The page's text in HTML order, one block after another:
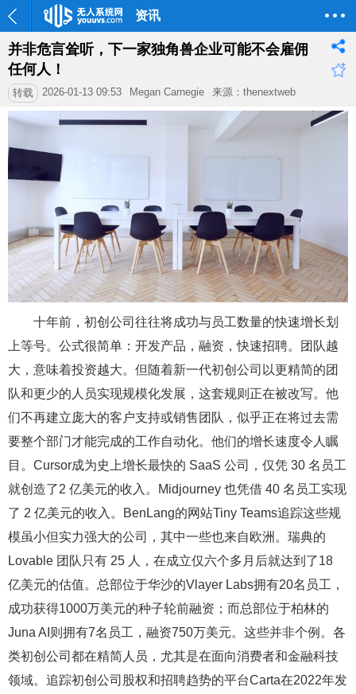
资讯
并非危言耸听，下一家独角兽企业可能不会雇佣
任何人！
转载 2026-01-13 09:53 Megan Carnegie 来源：thenextweb
十年前，初创公司往往将成功与员工数量的快速增长划
上等号。公式很简单：开发产品，融资，快速招聘。团队越
大，意味着投资越大。但随着新一代初创公司以更精简的团
队和更少的人员实现规模化发展，这套规则正在被改写。他
们不再建立庞大的客户支持或销售团队，似乎正在将过去需
要整个部门才能完成的工作自动化。他们的增长速度令人瞩
目。Cursor成为史上增长最快的 SaaS 公司，仅凭 30 名员工
就创造了2 亿美元的收入。Midjourney 也凭借 40 名员工实现
了 2 亿美元的收入。BenLang的网站Tiny Teams追踪这些规
模虽小但实力强大的公司，其中一些也来自欧洲。瑞典的
Lovable 团队只有 25 人，在成立仅六个多月后就达到了18
亿美元的估值。总部位于华沙的Vlayer Labs拥有20名员工，
成功获得1000万美元的种子轮前融资；而总部位于柏林的
Juna AI则拥有7名员工，融资750万美元。这些并非个例。各
类初创公司都在精简人员，尤其是在面向消费者和金融科技
领域。追踪初创公司股权和招聘趋势的平台Carta在2022年发